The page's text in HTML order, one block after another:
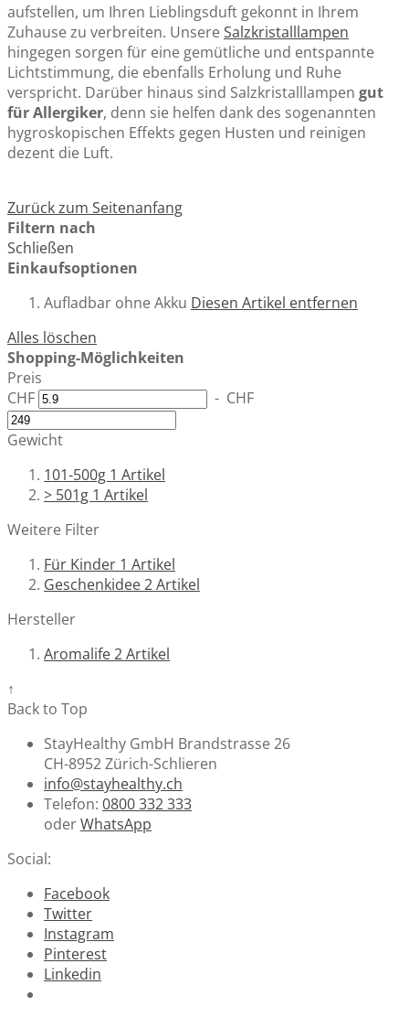
aufstellen, um Ihren Lieblingsduft gekonnt in Ihrem
Zuhause zu verbreiten. UnsereSalzkristalllampen
hingegen sorgen für eine gemütliche und entspannte
Lichtstimmung, die ebenfalls Erholung und Ruhe
verspricht. Darüber hinaus sind Salzkristalllampen gut
für Allergiker, denn sie helfen dank des sogenannten
hygroskopischen Effekts gegen Husten und reinigen
dezent die Luft.
Zurück zum Seitenanfang
Filtern nach
Schließen
Einkaufsoptionen
Aufladbar ohne Akku Diesen Artikel entfernen
Alles löschen
Shopping-Möglichkeiten
Preis
CHF
- CHF
Gewicht
101-500g 1 Artikel
> 501g 1 Artikel
Weitere Filter
Für Kinder 1 Artikel
Geschenkidee2Artikel
Hersteller
Aromalife2Artikel
↑
Back to Top
StayHealthy GmbH Brandstrasse 26
CH-8952 Zürich-Schlieren
info@stayhealthy.ch
Telefon: 0800 332 333
oderWhatsApp
Social:
Facebook
Twitter
Instagram
Pinterest
Linkedin